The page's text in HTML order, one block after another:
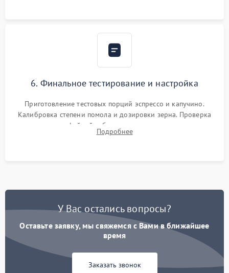
6. Финальное тестирование и настройка
Приготовление тестовых порций эспрессо и капучино.
Калибровка степени помола и дозировки зерна. Проверка
плотности кофейной таблетки, температуры напитка и
качества молочной пены. Контроль отсутствия посторонних
Подробнее
У Вас остались вопросы?
Оставьте заявку, мы свяжемся с Вами в ближайшее
время
Заказать звонок